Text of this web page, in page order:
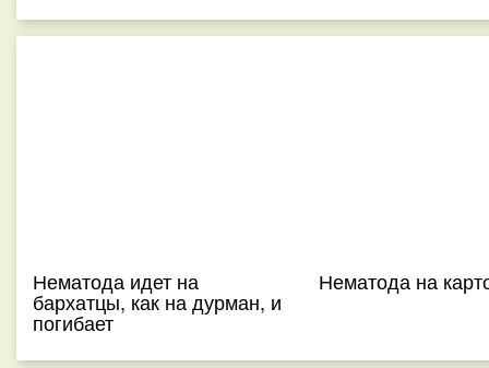
Нематода идет на
бархатцы, как на дурман, и
погибает
Нематода на